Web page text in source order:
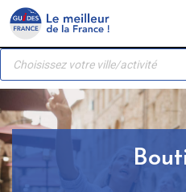
Panneau de gestion des cookies
Skip
content
Recherche
produits